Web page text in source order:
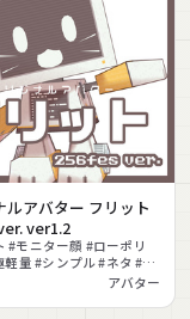
ルアバター フリット
ver1.2
#モニター顔 #ローポリ
軽量 #シンプル #ネタ #コ
対応 #フルトラ対応
アバター